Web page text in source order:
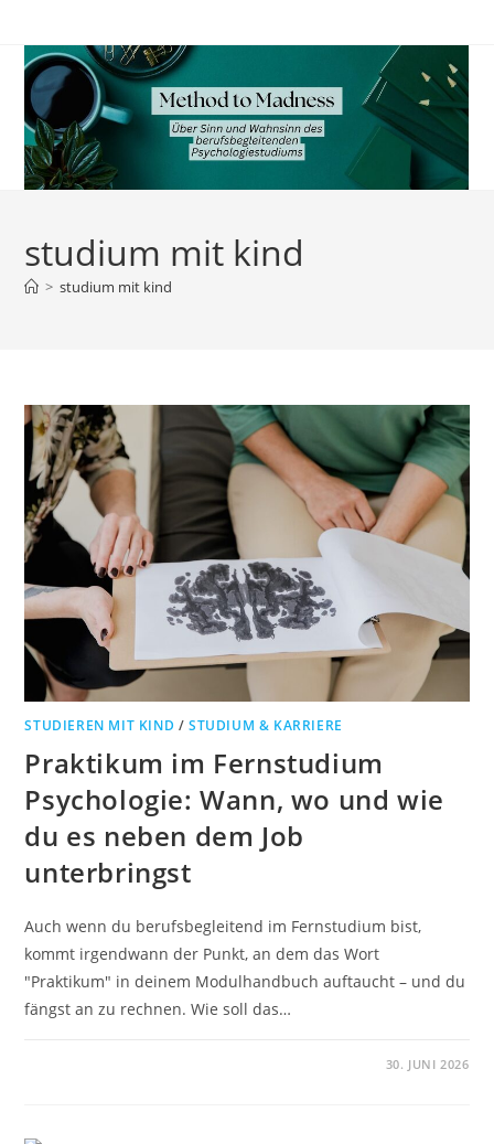
Inhalt
springen
studium mit kind
> studium mit kind
STUDIEREN MIT KIND /STUDIUM & KARRIERE
Praktikum im Fernstudium
Psychologie: Wann, wo und wie
du es neben dem Job
unterbringst
Auch wenn du berufsbegleitend im Fernstudium bist,
kommt irgendwann der Punkt, an dem das Wort
"Praktikum" in deinem Modulhandbuch auftaucht – und du
fängst an zu rechnen. Wie soll das…
30. JUNI 2026